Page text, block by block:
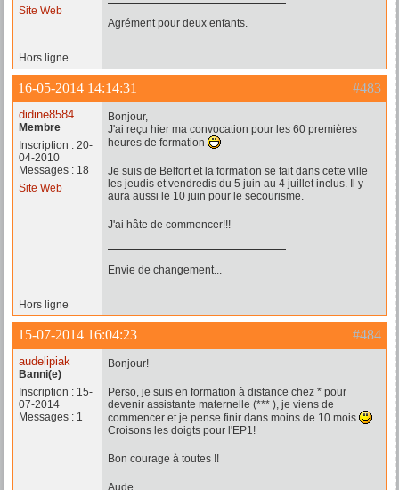
Site Web
Agrément pour deux enfants.
Hors ligne
#483
16-05-2014 14:14:31
didine8584
Membre
Inscription : 20-
04-2010
Messages : 18
Site Web
Bonjour,
J'ai reçu hier ma convocation pour les 60 premières
heures de formation
Je suis de Belfort et la formation se fait dans cette ville
les jeudis et vendredis du 5 juin au 4 juillet inclus. Il y
aura aussi le 10 juin pour le secourisme.
J'ai hâte de commencer!!!
Envie de changement...
Hors ligne
#484
15-07-2014 16:04:23
audelipiak
Banni(e)
Inscription : 15-
07-2014
Messages : 1
Bonjour!
Perso, je suis en formation à distance chez * pour
devenir assistante maternelle (*** ), je viens de
commencer et je pense finir dans moins de 10 mois
Croisons les doigts pour l'EP1!
Bon courage à toutes !!
Aude